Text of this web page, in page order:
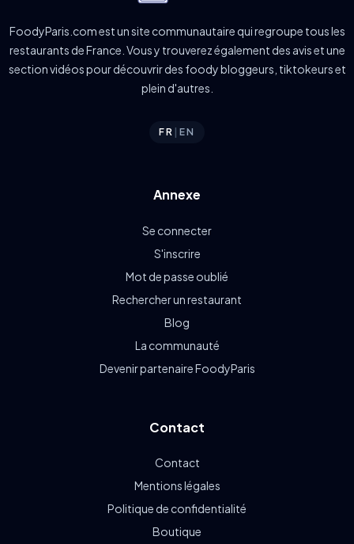
FoodyParis.com est un site communautaire qui regroupe tous les
restaurants de France. Vous y trouverez également des avis et une
section vidéos pour découvrir des foody bloggeurs, tiktokeurs et
plein d'autres.
FR |EN
Annexe
Se connecter
S'inscrire
Mot de passe oublié
Rechercher un restaurant
Blog
La communauté
Devenir partenaire FoodyParis
Contact
Contact
Mentions légales
Politique de confidentialité
Boutique